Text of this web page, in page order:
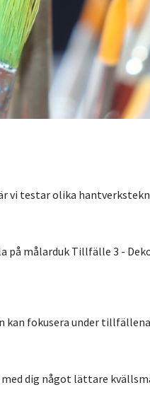
vi testar olika
på målarduk Tillfälle 3 -
kan fokusera under
dig något lättare